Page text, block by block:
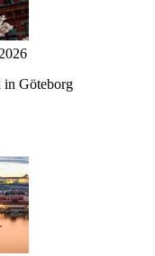
in Göteborg